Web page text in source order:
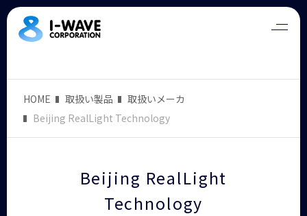
HOME 取扱い製品
取扱いメーカ
Beijing RealLight Technology
Beijing RealLight
Technology